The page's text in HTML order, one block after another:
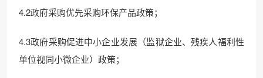
4.2政府采购优先采购环保产品政策；
4.3政府采购促进中小企业发展（监狱企业、残疾人福利性
单位视同小微企业）政策；